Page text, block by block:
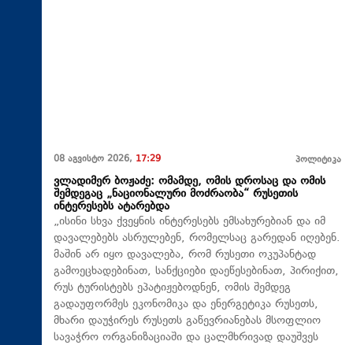
08 აგვისტო 2026, 17:29 პოლიტიკა
ვლადიმერ ბოჟაძე: ომამდე, ომის დროსაც და ომის
შემდეგაც „ნაციონალური მოძრაობა“ რუსეთის
ინტერესებს ატარებდა
„ისინი სხვა ქვეყნის ინტერესებს ემსახურებიან და იმ
დავალებებს ასრულებენ, რომელსაც გარედან იღებენ.
მაშინ არ იყო დავალება, რომ რუსეთი ოკუპანტად
გამოეცხადებინათ, სანქციები დაეწესებინათ, პირიქით,
რუს ტურისტებს ეპატიჟებოდნენ, ომის შემდეგ
გადაუფორმეს ეკონომიკა და ენერგეტიკა რუსეთს,
მხარი დაუჭირეს რუსეთს გაწევრიანებას მსოფლიო
სავაჭრო ორგანიზაციაში და ცალმხრივად დაუშვეს